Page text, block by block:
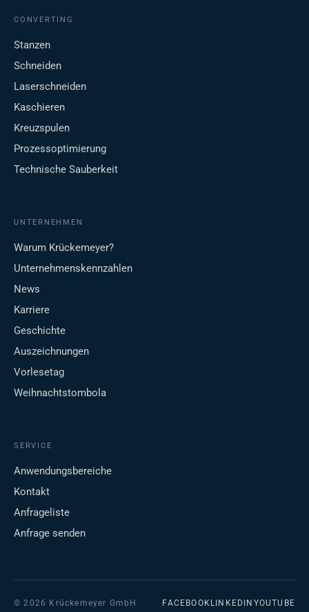
CONVERTING
Stanzen
Schneiden
Laserschneiden
Kaschieren
Kreuzspulen
Prozessoptimierung
Technische Sauberkeit
UNTERNEHMEN
Warum Krückemeyer?
Unternehmenskennzahlen
News
Karriere
Geschichte
Auszeichnungen
Vorlesetag
Weihnachtstombola
SERVICE
Anwendungsbereiche
Kontakt
Anfrageliste
Anfrage senden
© 2026 Krückemeyer GmbH FACEBOOK LINKEDIN YOUTUBE